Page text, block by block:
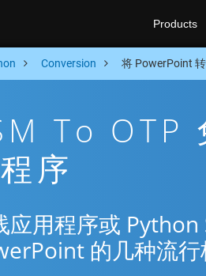
Products
Conversion 将 PowerPoint
To OTP
序
用程序或 Python
的几种流行